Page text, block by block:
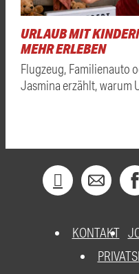
URLAUB MIT
MEHR ERLEBEN
Flugzeug, Familienauto
Jasmina erzählt, warum
KONTAKT